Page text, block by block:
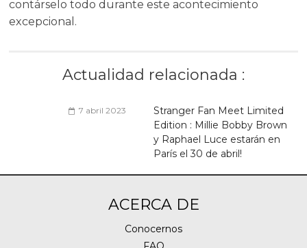
contárselo todo durante este acontecimiento
excepcional.
Actualidad relacionada :
7 abril 2023
Stranger Fan Meet Limited
Edition : Millie Bobby Brown
y Raphael Luce estarán en
París el 30 de abril!
ACERCA DE
Conocernos